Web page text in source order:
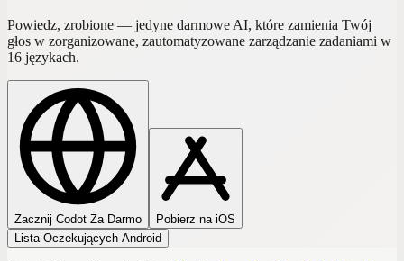
Powiedz, zrobione — jedyne darmowe AI, które zamienia Twój
głos w zorganizowane, zautomatyzowane zarządzanie zadaniami w
16 językach.
Zacznij Codot Za Darmo
Pobierz na iOS
Lista Oczekujących Android